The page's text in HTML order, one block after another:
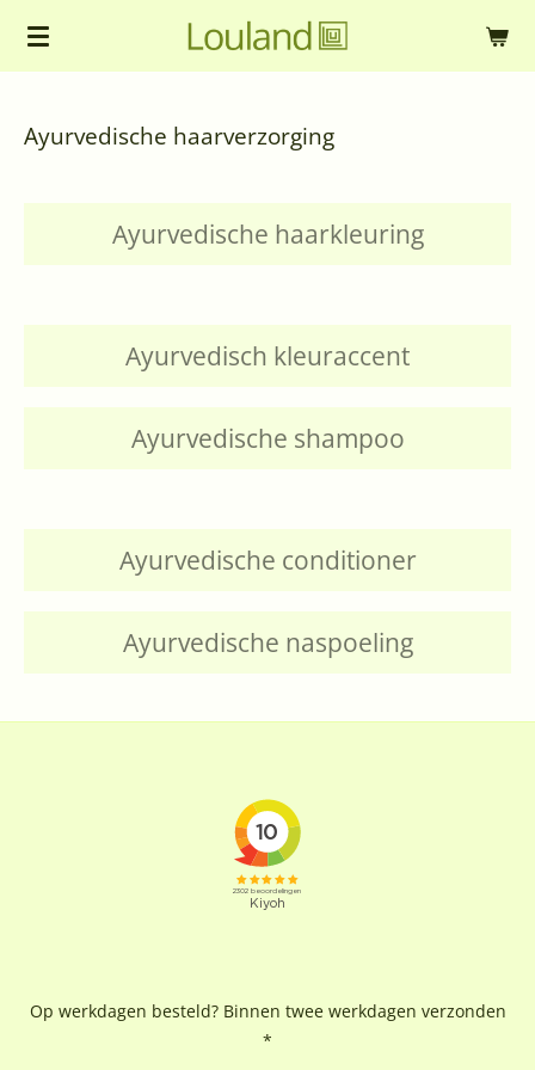
Ga
de
Ayurvedische haarverzorging
Ayurvedische haarkleuring
Ayurvedisch kleuraccent
Ayurvedische shampoo
Ayurvedische conditioner
Ayurvedische naspoeling
Op werkdagen besteld? Binnen twee werkdagen verzonden
*